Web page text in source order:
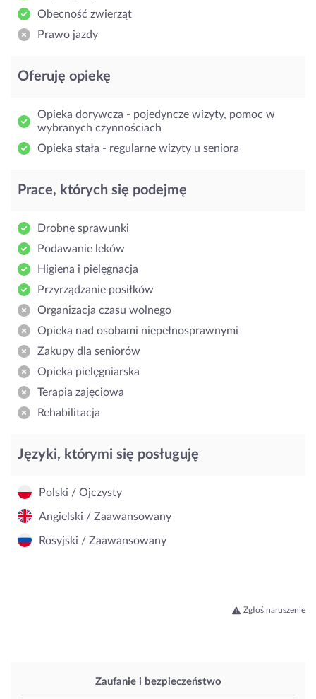
Zaufanie i bezpieczeństwo
Obecność zwierząt
Prawo jazdy
Oferuję opiekę
Opieka dorywcza - pojedyncze wizyty, pomoc w
wybranych czynnościach
Opieka stała - regularne wizyty u seniora
Prace, których się podejmę
Drobne sprawunki
Podawanie leków
Higiena i pielęgnacja
Przyrządzanie posiłków
Organizacja czasu wolnego
Opieka nad osobami niepełnosprawnymi
Zakupy dla seniorów
Opieka pielęgniarska
Terapia zajęciowa
Rehabilitacja
Języki, którymi się posługuję
Polski / Ojczysty
Angielski / Zaawansowany
Rosyjski / Zaawansowany
Zgłoś naruszenie